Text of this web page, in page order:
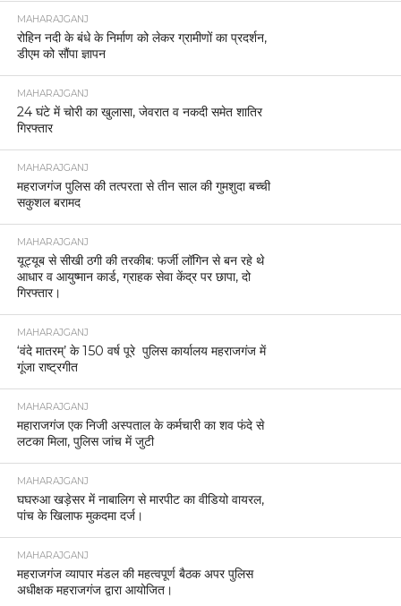
MAHARAJGANJ
रोहिन नदी के बंधे के निर्माण को लेकर ग्रामीणों का प्रदर्शन,
डीएम को सौंपा ज्ञापन
MAHARAJGANJ
24 घंटे में चोरी का खुलासा, जेवरात व नकदी समेत शातिर
गिरफ्तार
MAHARAJGANJ
महराजगंज पुलिस की तत्परता से तीन साल की गुमशुदा बच्ची
सकुशल बरामद
MAHARAJGANJ
यूट्यूब से सीखी ठगी की तरकीब: फर्जी लॉगिन से बन रहे थे
आधार व आयुष्मान कार्ड, ग्राहक सेवा केंद्र पर छापा, दो
गिरफ्तार।
MAHARAJGANJ
‘वंदे मातरम्’ के 150 वर्ष पूरे पुलिस कार्यालय महराजगंज में
गूंजा राष्ट्रगीत
MAHARAJGANJ
महाराजगंज एक निजी अस्पताल के कर्मचारी का शव फंदे से
लटका मिला, पुलिस जांच में जुटी
MAHARAJGANJ
घघरुआ खड़ेसर में नाबालिग से मारपीट का वीडियो वायरल,
पांच के खिलाफ मुकदमा दर्ज।
MAHARAJGANJ
महराजगंज व्यापार मंडल की महत्वपूर्ण बैठक अपर पुलिस
अधीक्षक महराजगंज द्वारा आयोजित।